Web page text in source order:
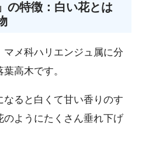
の特徴：白い花とは
マメ科ハリエンジュ属に分
高木です。
ると白くて甘い香りのす
のようにたくさん垂れ下げ